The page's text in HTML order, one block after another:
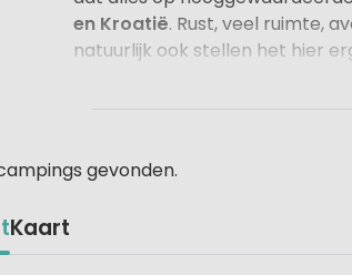
en Kroatië. Rust, veel ruimte,
natuurlijk ook stellen het hier
Wordt het een safaritent of
Heerlijk genieten in je
niet? De safaritenten van
stabiel keukenblok met
gevonden.
Kaart